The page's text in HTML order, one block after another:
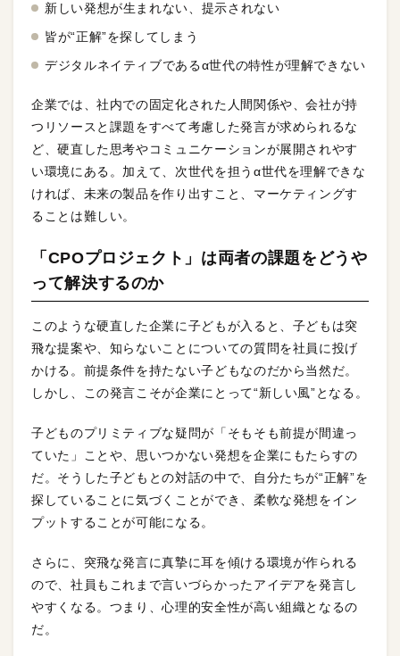
新しい発想が生まれない、提示されない
皆が“正解”を探してしまう
デジタルネイティブであるα世代の特性が理解できない
企業では、社内での固定化された人間関係や、会社が持
つリソースと課題をすべて考慮した発言が求められるな
ど、硬直した思考やコミュニケーションが展開されやす
い環境にある。加えて、次世代を担うα世代を理解できな
ければ、未来の製品を作り出すこと、マーケティングす
ることは難しい。
「CPOプロジェクト」は両者の課題をどうや
って解決するのか
このような硬直した企業に子どもが入ると、子どもは突
飛な提案や、知らないことについての質問を社員に投げ
かける。前提条件を持たない子どもなのだから当然だ。
しかし、この発言こそが企業にとって“新しい風”となる。
子どものプリミティブな疑問が「そもそも前提が間違っ
ていた」ことや、思いつかない発想を企業にもたらすの
だ。そうした子どもとの対話の中で、自分たちが“正解”を
探していることに気づくことができ、柔軟な発想をイン
プットすることが可能になる。
さらに、突飛な発言に真摯に耳を傾ける環境が作られる
ので、社員もこれまで言いづらかったアイデアを発言し
やすくなる。つまり、心理的安全性が高い組織となるの
だ。